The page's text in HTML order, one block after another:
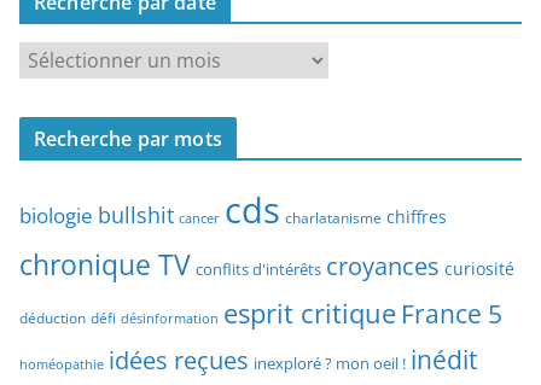
e
e
a
t
y
e
e
c
r
h
p
a
Recherche par mots
biologie bullshit cancer cds charlatanisme chiffres
chronique TV conflits d'intérêts croyances curiosité
déduction défi désinformation esprit critique France 5
homéopathie idées reçues inexploré ? mon oeil ! inédit